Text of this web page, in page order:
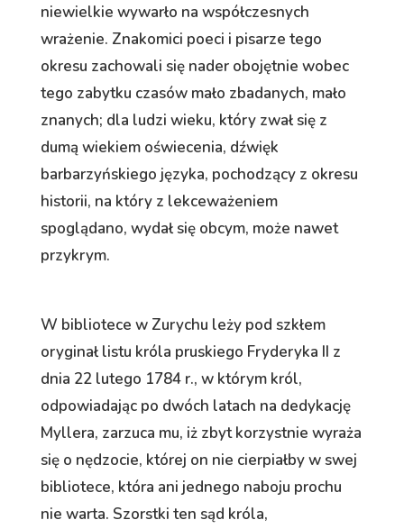
niewielkie wywarło na współczesnych
wrażenie. Znakomici poeci i pisarze tego
okresu zachowali się nader obojętnie wobec
tego zabytku czasów mało zbadanych, mało
znanych; dla ludzi wieku, który zwał się z
dumą wiekiem oświecenia, dźwięk
barbarzyńskiego języka, pochodzący z okresu
historii, na który z lekceważeniem
spoglądano, wydał się obcym, może nawet
przykrym.
W bibliotece w Zurychu leży pod szkłem
oryginał listu króla pruskiego Fryderyka II z
dnia 22 lutego 1784 r., w którym król,
odpowiadając po dwóch latach na dedykację
Myllera, zarzuca mu, iż zbyt korzystnie wyraża
się o nędzocie, której on nie cierpiałby w swej
bibliotece, która ani jednego naboju prochu
nie warta. Szorstki ten sąd króla,